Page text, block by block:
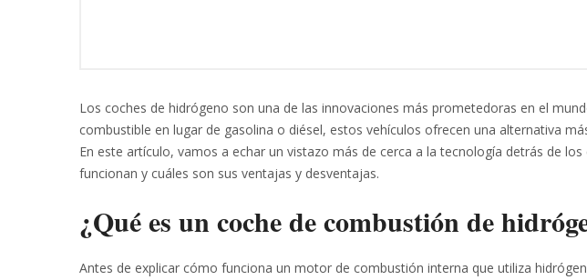
Los coches de hidrógeno son una de las innovaciones más prometedoras en el
combustible en lugar de gasolina o diésel, estos vehículos ofrecen una alternativa
En este artículo, vamos a echar un vistazo más de cerca a la tecnología detrás de
funcionan y cuáles son sus ventajas y desventajas.
¿Qué es un coche de combustión de
Antes de explicar cómo funciona un motor de combustión interna que utiliza